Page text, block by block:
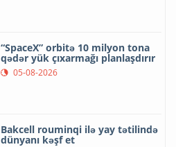
“SpaceX” orbitə 10 milyon tona
qədər yük çıxarmağı planlaşdırır
05-08-2026
Bakcell rouminqi ilə yay tətilində
dünyanı kəşf et